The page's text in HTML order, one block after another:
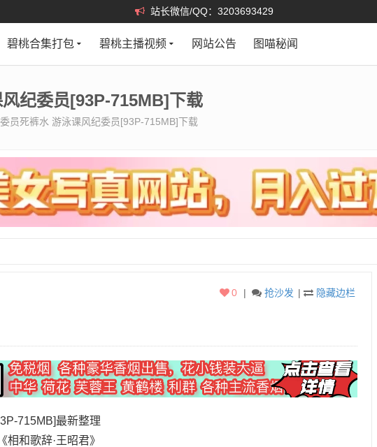
站长微信/QQ：3203693429
碧桃合集打包 碧桃主播视频 网站公告 图喵秘闻
纪委员[93P-715MB]下载
员死裤水 游泳课风纪委员[93P-715MB]下载
| 隐藏边栏
| 抢沙发
0
715MB]最新整理
和歌辞·王昭君》